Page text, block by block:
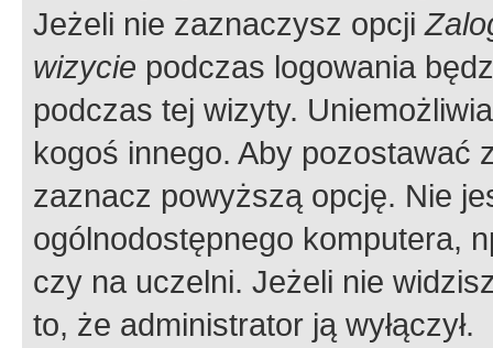
Jeżeli nie zaznaczysz opcji
wizycie podczas logowania
podczas tej wizyty.
kogoś innego. Aby pozostawać
zaznacz powyższą opcję. Nie
ogólnodostępnego komputera,
czy na uczelni. Jeżeli nie
to, że administrator ją wyłączył.